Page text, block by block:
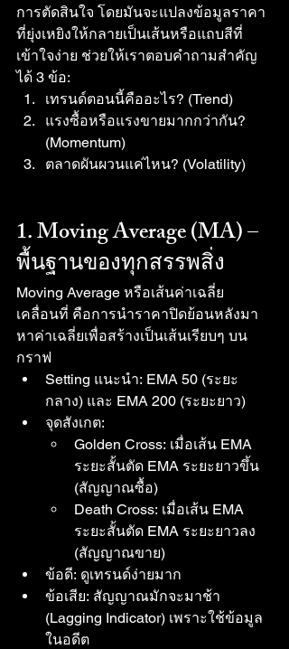
การตัดสินใจ โดยมันจะแปลงข้อมูลราคา
ที่ยุ่งเหยิงให้กลายเป็นเส้นหรือแถบสีที่
เข้าใจง่าย ช่วยให้เราตอบคำถามสำคัญ
ได้ 3 ข้อ:
เทรนด์ตอนนี้คืออะไร? (Trend)
แรงซื้อหรือแรงขายมากกว่ากัน?
(Momentum)
ตลาดผันผวนแค่ไหน? (Volatility)
1. Moving Average (MA) –
พื้นฐานของทุกสรรพสิ่ง
Moving Average หรือเส้นค่าเฉลี่ย
เคลื่อนที่ คือการนำราคาปิดย้อนหลังมา
หาค่าเฉลี่ยเพื่อสร้างเป็นเส้นเรียบๆ บน
กราฟ
Setting แนะนำ: EMA 50 (ระยะ
กลาง) และ EMA 200 (ระยะยาว)
จุดสังเกต:
Golden Cross: เมื่อเส้น EMA
ระยะสั้นตัด EMA ระยะยาวขึ้น
(สัญญาณซื้อ)
Death Cross: เมื่อเส้น EMA
ระยะสั้นตัด EMA ระยะยาวลง
(สัญญาณขาย)
ข้อดี: ดูเทรนด์ง่ายมาก
ข้อเสีย: สัญญาณมักจะมาช้า
(Lagging Indicator) เพราะใช้ข้อมูล
ในอดีต